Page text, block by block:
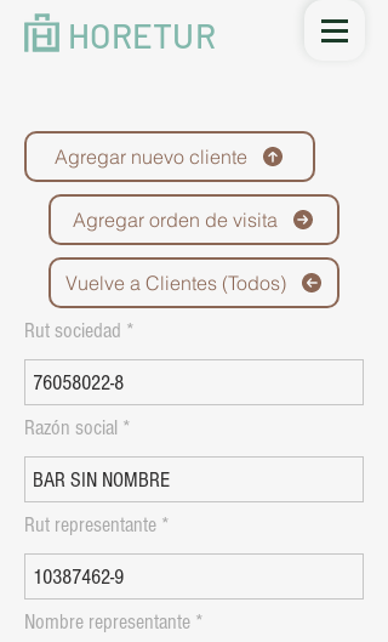
HORETUR
Agregar nuevo cliente
Agregar orden de visita
Vuelve a Clientes (Todos)
Rut sociedad
Razón social
Rut representante
Nombre representante